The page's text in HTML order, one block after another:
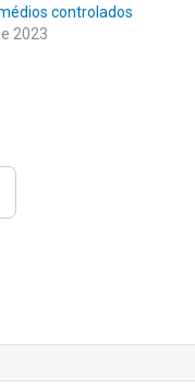
controlados
2023